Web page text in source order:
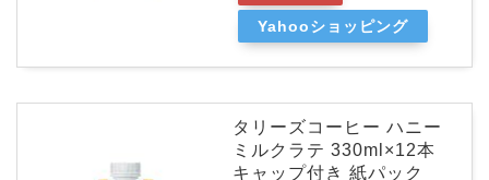
Yahooショッピング
タリーズコーヒー ハニー
ミルクラテ 330ml×12本
キャップ付き 紙パック